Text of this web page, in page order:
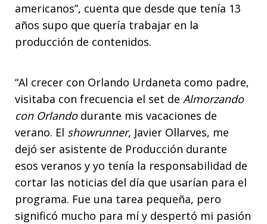
americanos”, cuenta que desde que tenía 13
años supo que quería trabajar en la
producción de contenidos.
“Al crecer con Orlando Urdaneta como padre,
visitaba con frecuencia el set de Almorzando
con Orlandodurante mis vacaciones de
verano. El showrunner, Javier Ollarves, me
dejó ser asistente de Producción durante
esos veranos y yo tenía la responsabilidad de
cortar las noticias del día que usarían para el
programa. Fue una tarea pequeña, pero
significó mucho para mí y despertó mi pasión